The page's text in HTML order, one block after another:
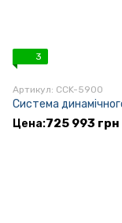
3
Артикул: CCK-5900
Система
725 993 грн